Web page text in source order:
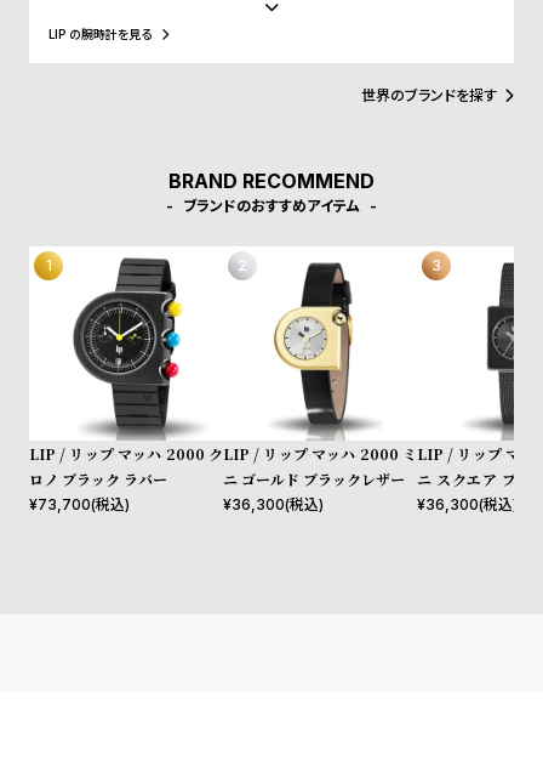
l
e
o
p
アイゼンハウワー元大統領、クリントン元大統領にも贈呈されるな
ど、現在に至るまで多くの著名人にも愛されています。
LIP の腕時計を見る
世界のブランドを探す
BRAND RECOMMEND
ブランドのおすすめアイテム
LIP / リップ マッハ 2000 ク
ロノ ブラック ラバー
¥73,700(税込)
LIP / リップ マッハ 2000 ミ
ニ ゴールド ブラックレザー
¥36,300(税込)
LIP / リップ マッ
ニ スクエア ブラ
クメッシュ
¥36,300(税込)